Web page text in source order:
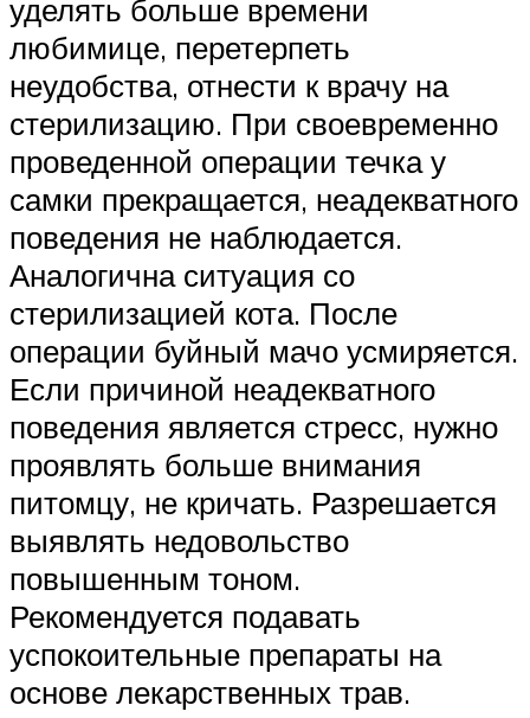
уделять больше времени
любимице, перетерпеть
неудобства, отнести к врачу на
стерилизацию. При своевременно
проведенной операции течка у
самки прекращается, неадекватного
поведения не наблюдается.
Аналогична ситуация со
стерилизацией кота. После
операции буйный мачо усмиряется.
Если причиной неадекватного
поведения является стресс, нужно
проявлять больше внимания
питомцу, не кричать. Разрешается
выявлять недовольство
повышенным тоном.
Рекомендуется подавать
успокоительные препараты на
основе лекарственных трав.